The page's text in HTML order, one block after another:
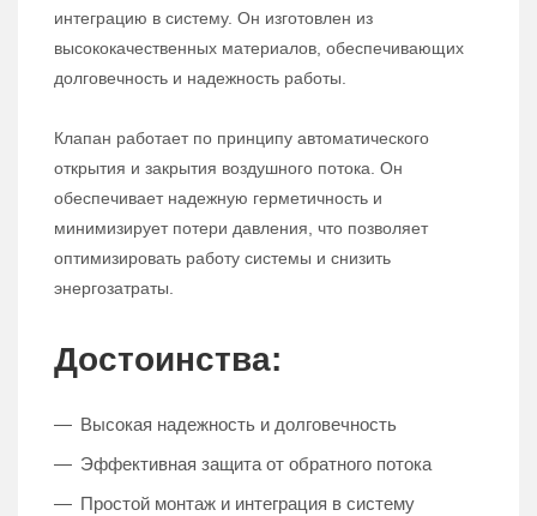
интеграцию в систему. Он изготовлен из
высококачественных материалов, обеспечивающих
долговечность и надежность работы.
Клапан работает по принципу автоматического
открытия и закрытия воздушного потока. Он
обеспечивает надежную герметичность и
минимизирует потери давления, что позволяет
оптимизировать работу системы и снизить
энергозатраты.
Достоинства:
Высокая надежность и долговечность
Эффективная защита от обратного потока
Простой монтаж и интеграция в систему